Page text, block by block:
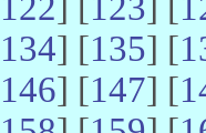
134] [135] [
146] [147] [